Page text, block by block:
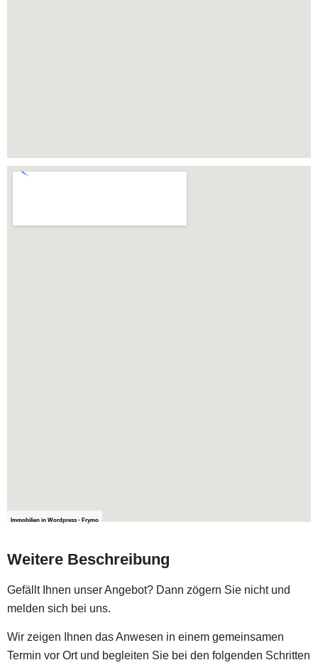
Immobilien in Wordpress - Frymo
Weitere Beschreibung
Gefällt Ihnen unser Angebot? Dann zögern Sie nicht und
melden sich bei uns.
Wir zeigen Ihnen das Anwesen in einem gemeinsamen
Termin vor Ort und begleiten Sie bei den folgenden Schritten